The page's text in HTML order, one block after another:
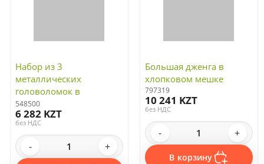
Набор из 3
металлических
головоломок в
мешочках «Enigma»
548500
6 282 KZT
без НДС
- +
Большая дженга в
хлопковом мешке
797319
10 241 KZT
без НДС
- +
В корзину